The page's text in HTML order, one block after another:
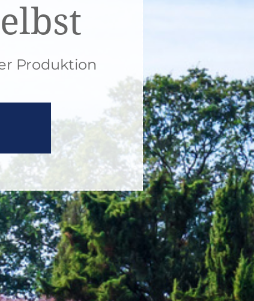
Produktion